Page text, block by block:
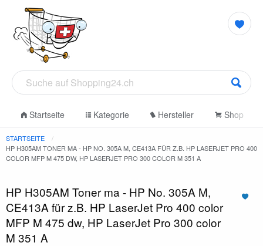
Startseite Kategorie Hersteller Shop
STARTSEITE
HP H305AM TONER MA - HP NO. 305A M, CE413A FÜR Z.B. HP LASERJET PRO 400
COLOR MFP M 475 DW, HP LASERJET PRO 300 COLOR M 351 A
HP H305AM Toner ma - HP No. 305A M,
CE413A für z.B. HP LaserJet Pro 400 color
MFP M 475 dw, HP LaserJet Pro 300 color
M 351 A